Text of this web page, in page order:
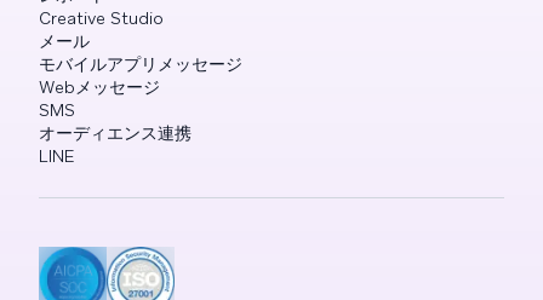
Creative Studio
メール
モバイルアプリメッセージ
Webメッセージ
SMS
オーディエンス連携
LINE